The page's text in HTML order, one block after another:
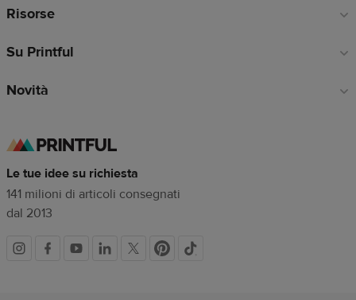
Risorse
Su Printful
Novità
Le tue idee su richiesta
141 milioni di articoli consegnati
dal 2013
Link